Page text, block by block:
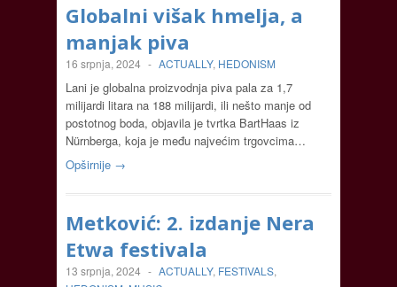
Globalni višak hmelja, a
manjak piva
16 srpnja, 2024 - ACTUALLY, HEDONISM
Lani je globalna proizvodnja piva pala za 1,7
milijardi litara na 188 milijardi, ili nešto manje od
postotnog boda, objavila je tvrtka BartHaas iz
Nürnberga, koja je među najvećim trgovcima…
Opširnije →
Metković: 2. izdanje Nera
Etwa festivala
13 srpnja, 2024 - ACTUALLY, FESTIVALS,